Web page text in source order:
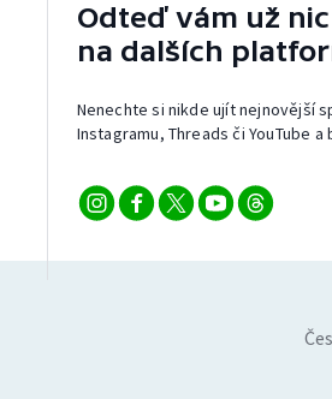
Odteď vám už
na dalších
Nenechte si nikde ujít nejnovější
Instagramu, Threads či YouTube